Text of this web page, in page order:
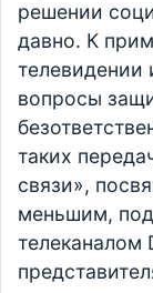
решении
давно. К
телевидении
вопросы
таких
связи»,
меньшим,
телеканалом